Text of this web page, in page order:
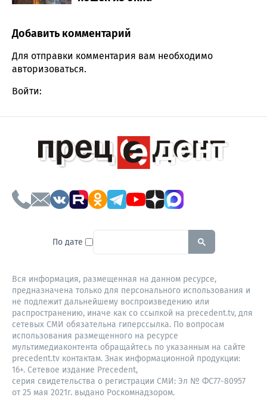
Comment section
Добавить комментарий
Для отправки комментария вам необходимо
авторизоваться.
Войти:
По дате To search this site, enter a
Вся информация, размещенная на данном ресурсе,
предназначена только для персонального использования и
не подлежит дальнейшему воспроизведению или
распространению, иначе как со ссылкой на precedent.tv, для
сетевых СМИ обязательна гиперссылка. По вопросам
использования размещенного на ресурсе
мультимедиаконтента обращайтесь по указанным на сайте
precedent.tv контактам. Знак информационной продукции:
16+. Сетевое издание Precedent,
серия свидетельства о регистрации СМИ: Эл № ФС77-80957
от 25 мая 2021г. выдано Роскомнадзором.